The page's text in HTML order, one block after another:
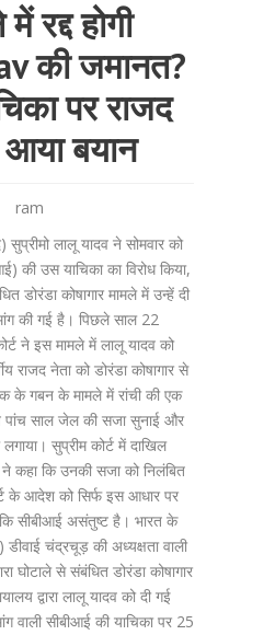
रद्द होगी
की जमानत?
पर राजद
आया बयान
ram
सुप्रीमो लालू यादव ने सोमवार को
की उस याचिका का विरोध किया,
डोरंडा कोषागार मामले में उन्हें दी
की गई है। पिछले साल 22
ने इस मामले में लालू यादव को
राजद नेता को डोरंडा कोषागार से
के गबन के मामले में रांची की एक
पांच साल जेल की सजा सुनाई और
सुप्रीम कोर्ट में दाखिल
कहा कि उनकी सजा को निलंबित
के आदेश को सिर्फ इस आधार पर
सीबीआई असंतुष्ट है। भारत के
चंद्रचूड़ की अध्यक्षता वाली
घोटाले से संबंधित डोरंडा कोषागार
द्वारा लालू यादव को दी गई
वाली सीबीआई की याचिका पर 25